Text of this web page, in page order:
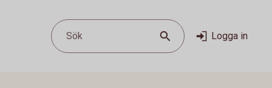
Sök Logga in